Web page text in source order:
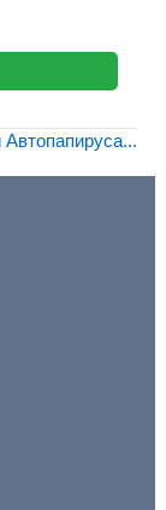
Автопапируса...